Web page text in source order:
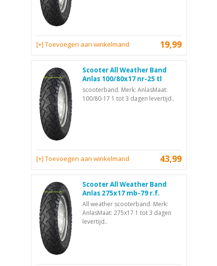
19,99
[+] Toevoegen aan winkelmand
Scooter All Weather Band
Anlas 100/80x17 nr-25 tl
scooterband. Merk: AnlasMaat:
100/80-17 1 tot 3 dagen levertijd..
43,99
[+] Toevoegen aan winkelmand
Scooter All Weather Band
Anlas 275x17 mb-79 r.f.
All weather scooterband. Merk:
AnlasMaat: 275x17 1 tot 3 dagen
levertijd..